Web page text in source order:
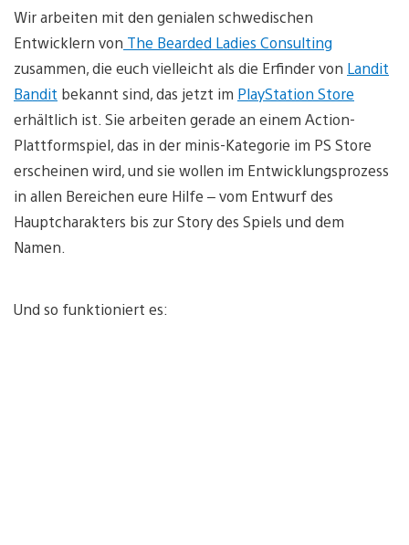
Wir arbeiten mit den genialen schwedischen
Entwicklern von The Bearded Ladies Consulting
zusammen, die euch vielleicht als die Erfinder von Landit
Bandit bekannt sind, das jetzt im PlayStation Store
erhältlich ist. Sie arbeiten gerade an einem Action-
Plattformspiel, das in der minis-Kategorie im PS Store
erscheinen wird, und sie wollen im Entwicklungsprozess
in allen Bereichen eure Hilfe – vom Entwurf des
Hauptcharakters bis zur Story des Spiels und dem
Namen.
Und so funktioniert es: